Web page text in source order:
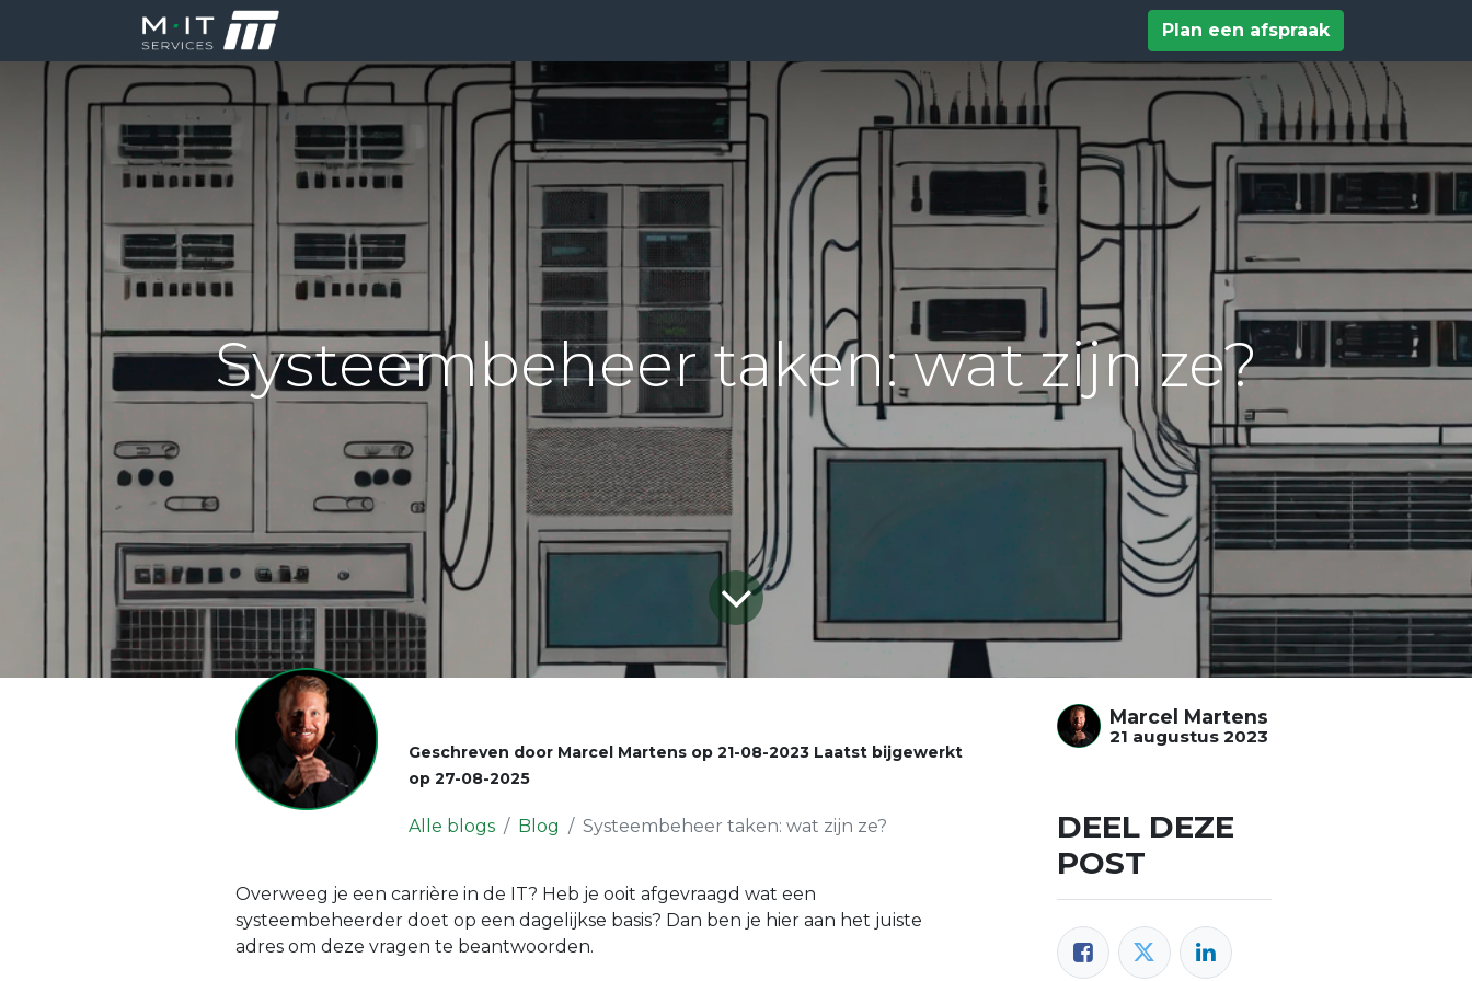
Plan een afspraak
Systeembeheer taken: wat zijn ze?
Geschreven door Marcel Martens op 21-08-2023 Laatst bijgewerkt
op 27-08-2025
Alle blogs Blog Systeembeheer taken: wat zijn ze?
Overweeg je een carrière in de IT? Heb je ooit afgevraagd wat een
systeembeheerder doet op een dagelijkse basis? Dan ben je hier aan het juiste
adres om deze vragen te beantwoorden.
Marcel Martens
21 augustus 2023
DEEL DEZE
POST